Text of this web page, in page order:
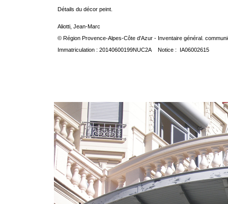
Détails du décor peint.
Aliotti, Jean-Marc
© Région Provence-Alpes-Côte d'Azur - Inventaire général.
Immatriculation : 20140600199NUC2A Notice : IA06002615